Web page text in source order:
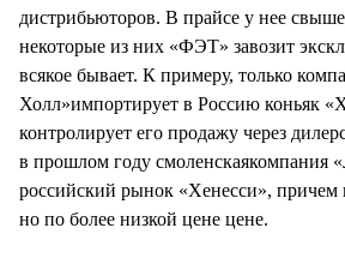
дистрибьюторов. В прайсе у нее
некоторые из них «ФЭТ» завозит
всякое бывает. К примеру, только
Холл»импортирует в Россию коньяк
контролирует его продажу через
в прошлом году смоленскаякомпания
российский рынок «Хенесси», причем
но по более низкой цене цене.